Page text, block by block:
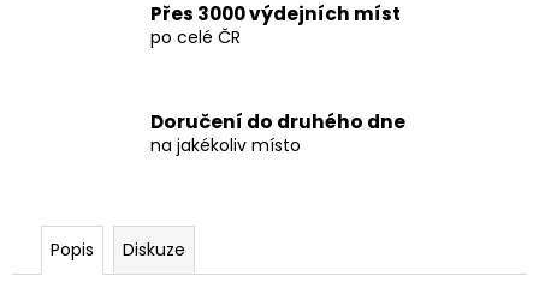
Přes 3000 výdejních míst
po celé ČR
Doručení do druhého dne
na jakékoliv místo
Popis Diskuze